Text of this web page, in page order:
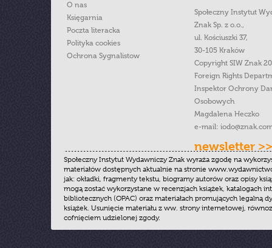
O nas
Księgarnia
Poczta literacka
Polityka cookies
Ochrona Sygnalistow
Społeczny Instytut
Znak Sp. z o.o.,
ul. Kościuszki 37,
30-105 Kraków
Copyright SIW Znak
Foreign Rights
Inspektor Ochrony
Osobowych
Magdalena Heczko
e-mail:
newsletter >>
Społeczny Instytut Wydawniczy Znak wyraża zgodę na
materiałów dostępnych aktualnie na stronie
jak: okładki, fragmenty tekstu, biogramy autorów oraz opisy
mogą zostać wykorzystane w recenzjach książek, katalogach
bibliotecznych (OPAC) oraz materiałach promujących legalną
książek. Usunięcie materiału z ww. strony internetowej,
cofnięciem udzielonej zgody.